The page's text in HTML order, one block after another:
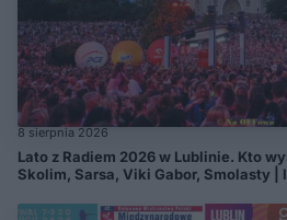
8 sierpnia 2026
Lato z Radiem 2026 w Lublinie. Kto
Skolim, Sarsa, Viki Gabor, Smolasty |